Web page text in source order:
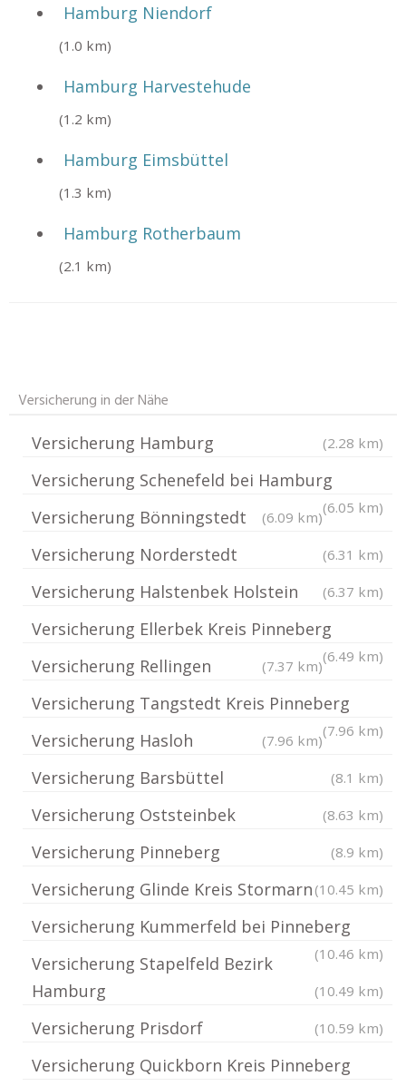
Hamburg Niendorf
(1.0 km)
Hamburg Harvestehude
(1.2 km)
Hamburg Eimsbüttel
(1.3 km)
Hamburg Rotherbaum
(2.1 km)
Versicherung in der Nähe
Versicherung Hamburg (2.28 km)
Versicherung Schenefeld bei Hamburg
(6.05 km)
Versicherung Bönningstedt (6.09 km)
Versicherung Norderstedt (6.31 km)
Versicherung Halstenbek Holstein (6.37 km)
Versicherung Ellerbek Kreis Pinneberg
(6.49 km)
Versicherung Rellingen (7.37 km)
Versicherung Tangstedt Kreis Pinneberg
(7.96 km)
Versicherung Hasloh (7.96 km)
Versicherung Barsbüttel (8.1 km)
Versicherung Oststeinbek (8.63 km)
Versicherung Pinneberg (8.9 km)
Versicherung Glinde Kreis Stormarn (10.45 km)
Versicherung Kummerfeld bei Pinneberg
(10.46 km)
Versicherung Stapelfeld Bezirk
Hamburg
(10.49 km)
Versicherung Prisdorf (10.59 km)
Versicherung Quickborn Kreis Pinneberg